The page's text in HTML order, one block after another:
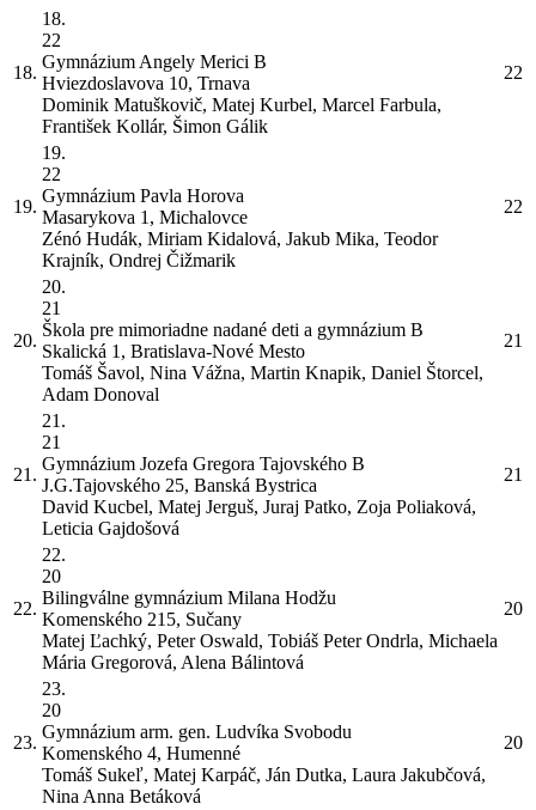
18.
18.
22
Gymnázium Angely Merici B
Hviezdoslavova 10, Trnava
Dominik Matuškovič, Matej Kurbel, Marcel Farbula,
František Kollár, Šimon Gálik
22
19.
19.
22
Gymnázium Pavla Horova
Masarykova 1, Michalovce
Zénó Hudák, Miriam Kidalová, Jakub Mika, Teodor
Krajník, Ondrej Čižmarik
22
20.
20.
21
Škola pre mimoriadne nadané deti a gymnázium B
Skalická 1, Bratislava-Nové Mesto
Tomáš Šavol, Nina Vážna, Martin Knapik, Daniel Štorcel,
Adam Donoval
21
21.
21.
21
Gymnázium Jozefa Gregora Tajovského B
J.G.Tajovského 25, Banská Bystrica
David Kucbel, Matej Jerguš, Juraj Patko, Zoja Poliaková,
Leticia Gajdošová
21
22.
22.
20
Bilingválne gymnázium Milana Hodžu
Komenského 215, Sučany
Matej Ľachký, Peter Oswald, Tobiáš Peter Ondrla, Michaela
Mária Gregorová, Alena Bálintová
20
23.
23.
20
Gymnázium arm. gen. Ludvíka Svobodu
Komenského 4, Humenné
Tomáš Sukeľ, Matej Karpáč, Ján Dutka, Laura Jakubčová,
Nina Anna Betáková
20